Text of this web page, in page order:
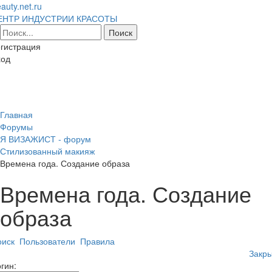
ИНДУСТРИИ КРАСОТЫ
Главная
Форумы
Я ВИЗАЖИСТ - форум
Стилизованный макияж
Времена года. Создание образа
Времена года. Создание
образа
Пользователи Правила